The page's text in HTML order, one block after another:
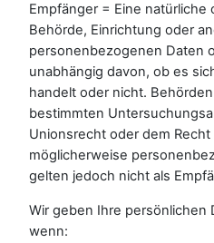
Empfänger = Eine natürliche
Behörde, Einrichtung oder
personenbezogenen Daten
unabhängig davon, ob es
handelt oder nicht.
bestimmten
Unionsrecht oder dem
möglicherweise
gelten jedoch nicht als
Wir geben Ihre persönlichen
wenn: